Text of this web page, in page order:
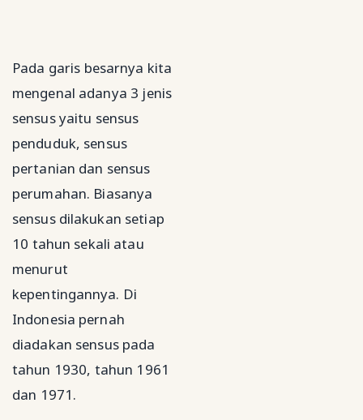
Pada garis besarnya kita
mengenal adanya 3 jenis
sensus yaitu sensus
penduduk, sensus
pertanian dan sensus
perumahan. Biasanya
sensus dilakukan setiap
10 tahun sekali atau
menurut
kepentingannya. Di
Indonesia pernah
diadakan sensus pada
tahun 1930, tahun 1961
dan 1971.